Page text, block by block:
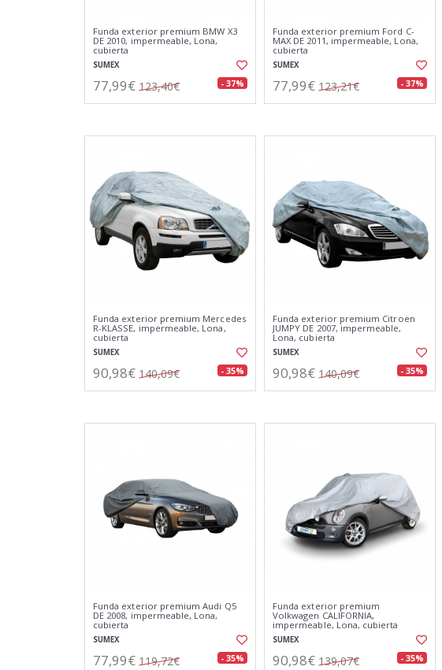
Funda exterior premium BMW X3
DE 2010, impermeable, Lona,
cubierta
SUMEX
77,99€ 123,40€ - 37%
Funda exterior premium Ford C-
MAX DE 2011, impermeable, Lona,
cubierta
SUMEX
77,99€ 123,21€ - 37%
Funda exterior premium Mercedes
R-KLASSE, impermeable, Lona,
cubierta
SUMEX
90,98€ 140,09€ - 35%
Funda exterior premium Citroen
JUMPY DE 2007, impermeable,
Lona, cubierta
SUMEX
90,98€ 140,09€ - 35%
Funda exterior premium Audi Q5
DE 2008, impermeable, Lona,
cubierta
SUMEX
77,99€ 119,72€ - 35%
Funda exterior premium
Volkwagen CALIFORNIA,
impermeable, Lona, cubierta
SUMEX
90,98€ 139,07€ - 35%